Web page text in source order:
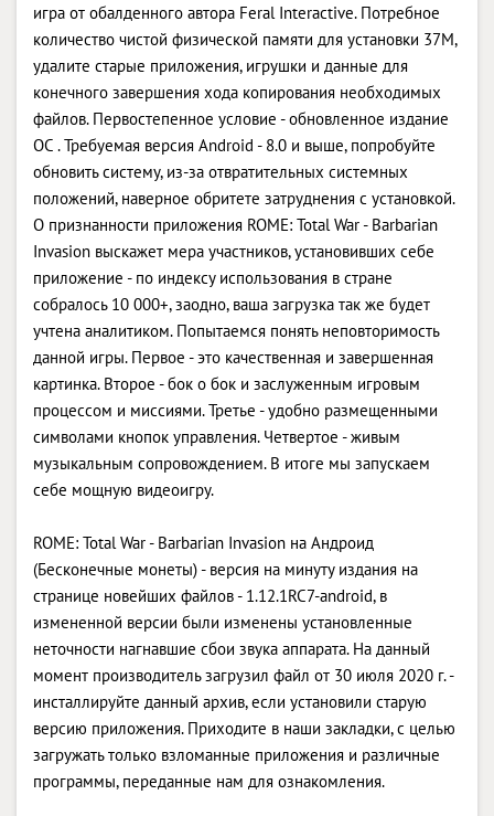
игра от обалденного автора Feral Interactive. Потребное
количество чистой физической памяти для установки 37M,
удалите старые приложения, игрушки и данные для
конечного завершения хода копирования необходимых
файлов. Первостепенное условие - обновленное издание
ОС . Требуемая версия Android - 8.0 и выше, попробуйте
обновить систему, из-за отвратительных системных
положений, наверное обритете затруднения с установкой.
О признанности приложения ROME: Total War - Barbarian
Invasion выскажет мера участников, установивших себе
приложение - по индексу использования в стране
собралось 10 000+, заодно, ваша загрузка так же будет
учтена аналитиком. Попытаемся понять неповторимость
данной игры. Первое - это качественная и завершенная
картинка. Второе - бок о бок и заслуженным игровым
процессом и миссиями. Третье - удобно размещенными
символами кнопок управления. Четвертое - живым
музыкальным сопровождением. В итоге мы запускаем
себе мощную видеоигру.
ROME: Total War - Barbarian Invasion на Андроид
(Бесконечные монеты) - версия на минуту издания на
странице новейших файлов - 1.12.1RC7-android, в
измененной версии были изменены установленные
неточности нагнавшие сбои звука аппарата. На данный
момент производитель загрузил файл от 30 июля 2020 г. -
инсталлируйте данный архив, если установили старую
версию приложения. Приходите в наши закладки, с целью
загружать только взломанные приложения и различные
программы, переданные нам для ознакомления.